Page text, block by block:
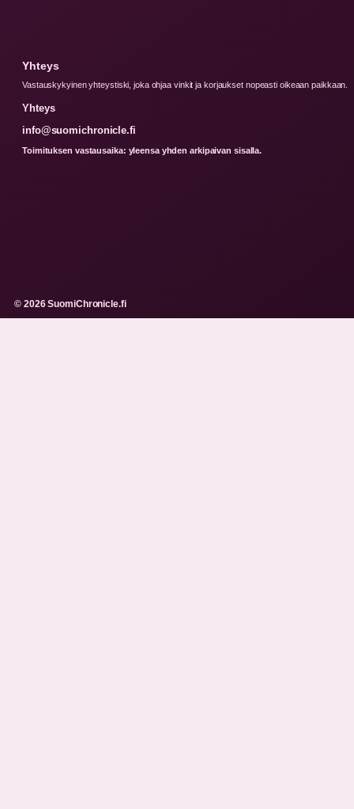
Yhteys
Vastauskykyinen yhteystiski, joka ohjaa vinkit ja korjaukset nopeasti oikeaan paikkaan.
Yhteys
info@suomichronicle.fi
Toimituksen vastausaika: yleensa yhden arkipaivan sisalla.
© 2026 SuomiChronicle.fi